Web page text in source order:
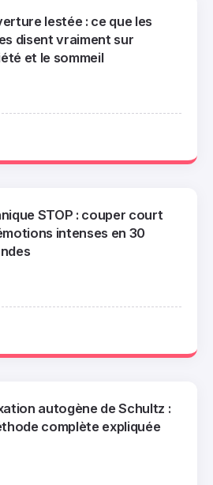
lestée : ce que les
disent vraiment sur
et le sommeil
STOP : couper court
intenses en 30
autogène de Schultz :
complète expliquée